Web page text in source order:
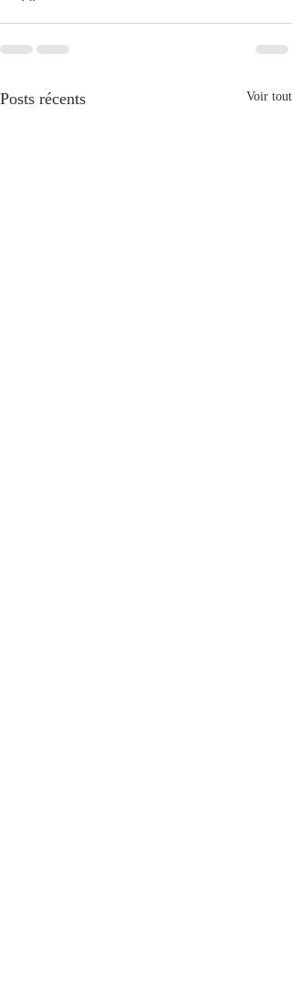
Posts récents Voir tout